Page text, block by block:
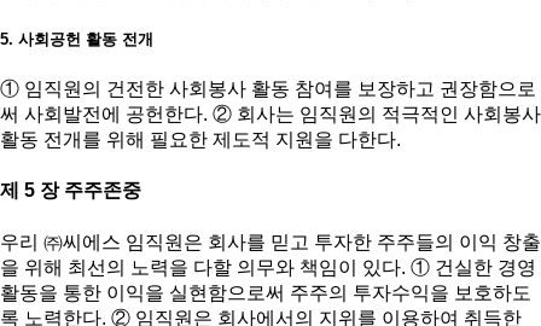
5. 사회공헌 활동 전개
① 임직원의 건전한 사회봉사 활동 참여를 보장하고 권장함으로
써 사회발전에 공헌한다. ② 회사는 임직원의 적극적인 사회봉사
활동 전개를 위해 필요한 제도적 지원을 다한다.
제 5 장 주주존중
우리 ㈜씨에스 임직원은 회사를 믿고 투자한 주주들의 이익 창출
을 위해 최선의 노력을 다할 의무와 책임이 있다. ① 건실한 경영
활동을 통한 이익을 실현함으로써 주주의 투자수익을 보호하도
록 노력한다. ② 임직원은 회사에서의 지위를 이용하여 취득한